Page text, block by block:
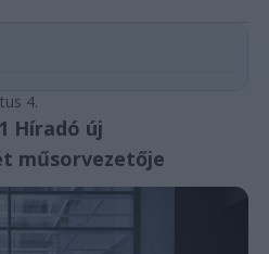
4.
Híradó új
műsorvezetője